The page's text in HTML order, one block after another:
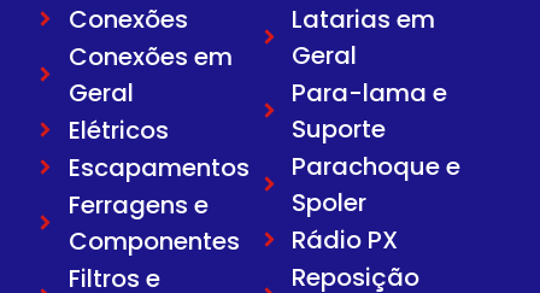
Conexões
Conexões em
Geral
Elétricos
Escapamentos
Ferragens e
Componentes
Filtros e
Latarias em
Geral
Para-lama e
Suporte
Parachoque e
Spoler
Rádio PX
Reposição